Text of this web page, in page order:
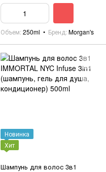
Объем 250ml Бренд Morgan's
Новинка
Хит
Шампунь для волос 3в1